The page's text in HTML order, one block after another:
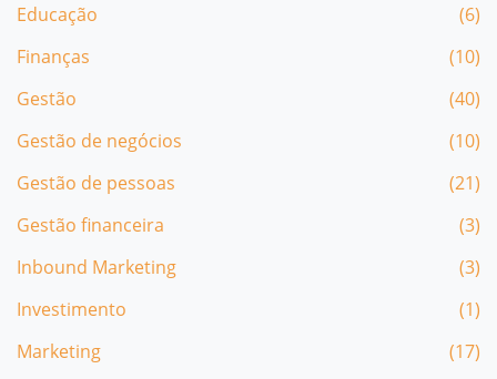
Educação
(6)
Finanças
(10)
Gestão
(40)
Gestão de negócios
(10)
Gestão de pessoas
(21)
Gestão financeira
(3)
Inbound Marketing
(3)
Investimento
(1)
Marketing
(17)